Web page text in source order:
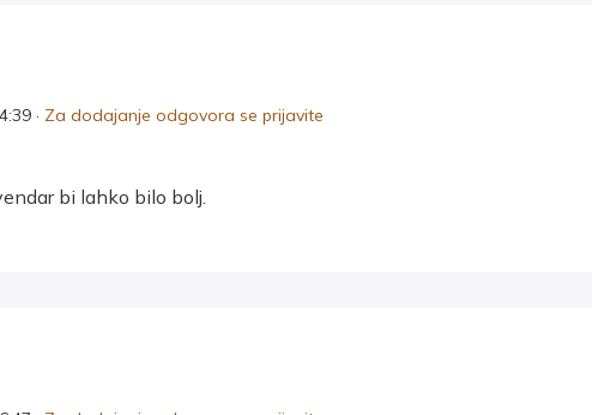
· Za dodajanje odgovora se prijavite
bi lahko bilo bolj.